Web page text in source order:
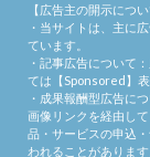
【広告主の開示につい
・当サイトは、主に
ています。
・記事広告について
ては【Sponsored】表
・成果報酬型広告に
画像リンクを経由し
品・サービスの申込
われることがあります